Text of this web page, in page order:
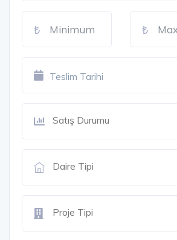
Teslim Tarihi